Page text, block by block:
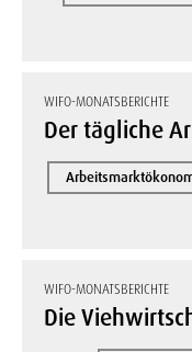
WIFO-MONATSBERICHTE
Der tägliche
WIFO-MONATSBERICHTE
Die